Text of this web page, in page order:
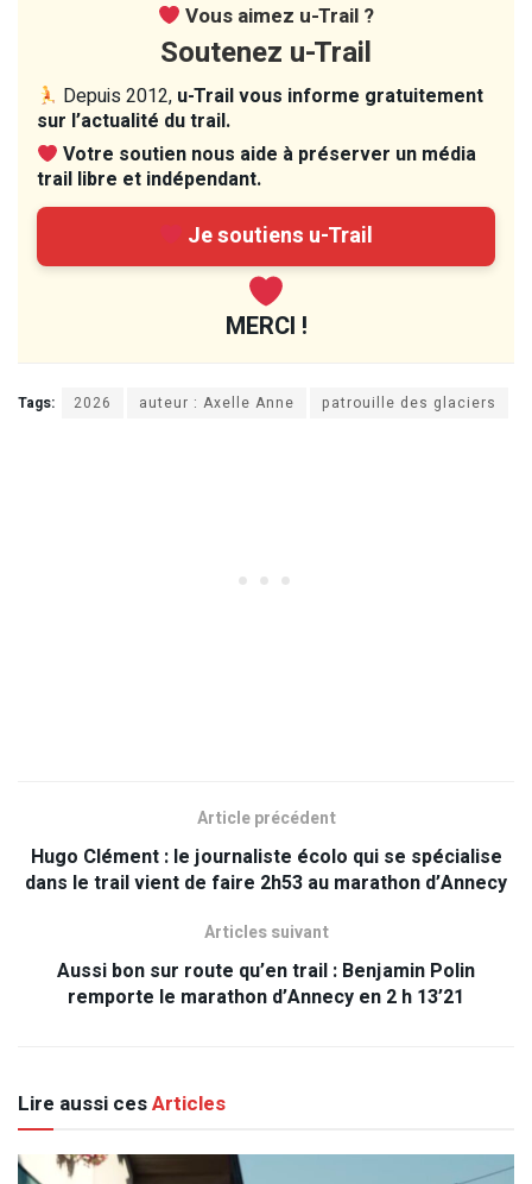
Vous aimez u-Trail ?
Soutenez u-Trail
Depuis 2012, u-Trail vous informe gratuitement
sur l’actualité du trail.
Votre soutien nous aide à préserver un média
trail libre et indépendant.
Je soutiens u-Trail
MERCI !
Tags: 2026 auteur : Axelle Anne patrouille des glaciers
Article précédent
Hugo Clément : le journaliste écolo qui se spécialise
dans le trail vient de faire 2h53 au marathon d’Annecy
Articles suivant
Aussi bon sur route qu’en trail : Benjamin Polin
remporte le marathon d’Annecy en 2 h 13’21
Lire aussi cesArticles